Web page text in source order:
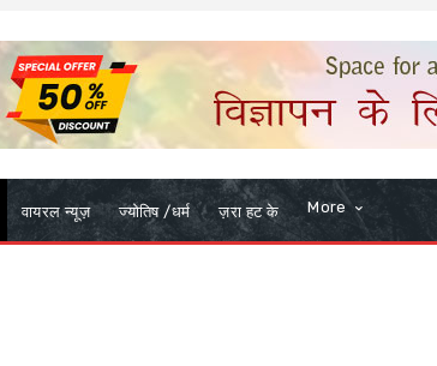
वायरल न्यूज़ ज्योतिष /धर्म ज़रा हट के More